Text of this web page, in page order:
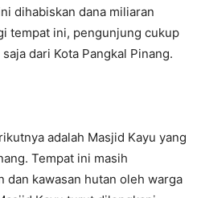
dihabiskan dana miliaran
tempat ini, pengunjung cukup
dari Kota Pangkal Pinang.
adalah Masjid Kayu yang
Tempat ini masih
dan kawasan hutan oleh warga